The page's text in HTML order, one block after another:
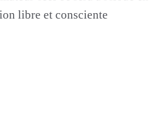
libre et consciente